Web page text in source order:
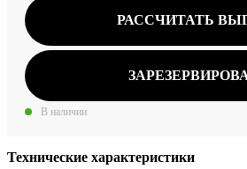
РАССЧИТАТЬ
В наличии
Технические характеристики